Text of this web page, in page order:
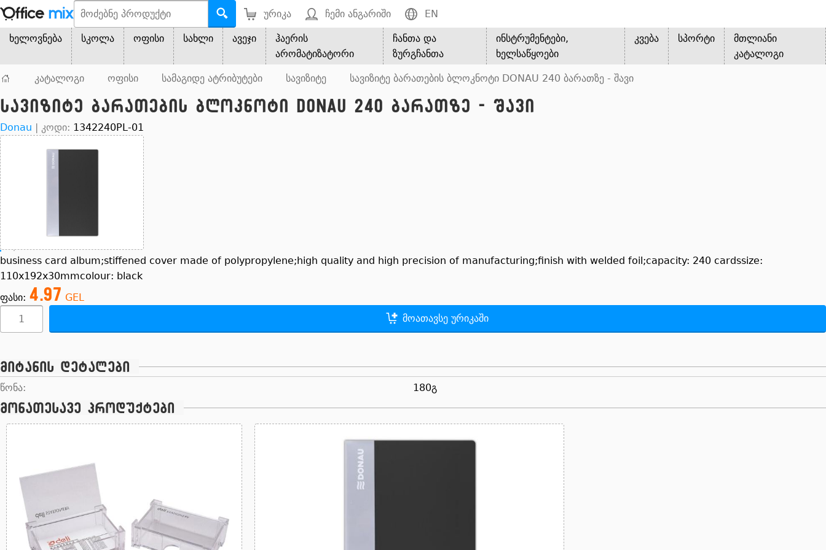
ურიკა ჩემი ანგარიში EN
ხელოვნება სკოლა ოფისი სახლი ავეჯი
ჰაერის
არომატიზატორი
ჩანთა და
ზურგჩანთა
ინსტრუმენტები,
ხელსაწყოები
კვება სპორტი
მთლიანი
კატალოგი
კატალოგი ოფისი სამაგიდე ატრიბუტები სავიზიტე სავიზიტე ბარათების ბლოკნოტი DONAU 240 ბარათზე - შავი
სავიზიტე ბარათების ბლოკნოტი DONAU 240 ბარათზე - შავი
Donau | კოდი: 1342240PL-01
business card album;stiffened cover made of polypropylene;high quality and high precision of manufacturing;finish with welded foil;capacity: 240 cardssize:
110x192x30mmcolour: black
ფასი: 4.97 GEL
მოათავსე ურიკაში
მიტანის დეტალები
წონა: 180გ
მონათესავე პროდუქტები